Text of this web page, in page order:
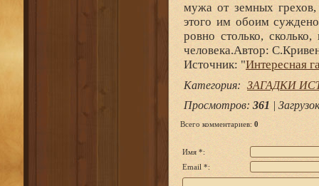
мужа от земных грехов,
этого им обоим
ровно столько,
человека.Автор:
Источник: "Интересная
Категория: ЗАГАДКИ
Просмотров: 361 | Загрузок
Всего комментариев: 0
Имя *:
Email *: